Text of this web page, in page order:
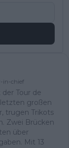
in-chief
Tour de
letzten großen
trugen Trikots
Zwei Brücken
über
Mit 13